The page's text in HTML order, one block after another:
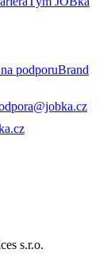
podporuBrand
s.r.o.